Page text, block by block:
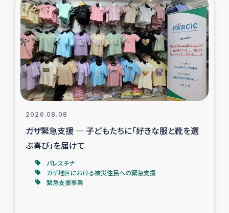
大雨による洪水被災者支援
カカオ生産者支援事業
シリア国内避難民・帰還民の生活再建支援
トルコにおけるシリア難民支援事業
インドネシア中部 スラウェシの地震・津波被災者支援
スリランカ ジャフナ県干物事業
2026.08.08
ガザ緊急支援 ― 子どもたちに「好きな服と靴を選
ぶ喜び」を届けて
パレスチナ
ガザ地区における被災住民への緊急支援
緊急支援事業